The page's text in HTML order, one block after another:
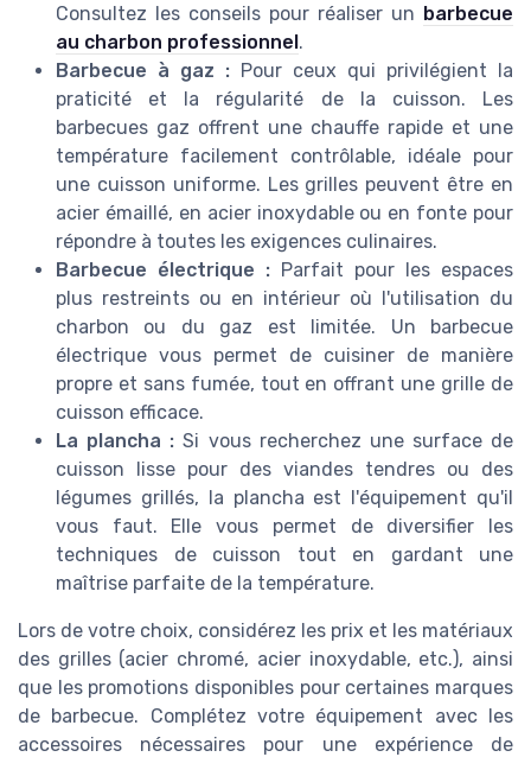
Consultez les conseils pour réaliser un barbecue
au charbon professionnel .
Barbecue à gaz : Pour ceux qui privilégient la
praticité et la régularité de la cuisson. Les
barbecues gaz offrent une chauffe rapide et une
température facilement contrôlable, idéale pour
une cuisson uniforme. Les grilles peuvent être en
acier émaillé, en acier inoxydable ou en fonte pour
répondre à toutes les exigences culinaires.
Barbecue électrique : Parfait pour les espaces
plus restreints ou en intérieur où l'utilisation du
charbon ou du gaz est limitée. Un barbecue
électrique vous permet de cuisiner de manière
propre et sans fumée, tout en offrant une grille de
cuisson efficace.
La plancha : Si vous recherchez une surface de
cuisson lisse pour des viandes tendres ou des
légumes grillés, la plancha est l'équipement qu'il
vous faut. Elle vous permet de diversifier les
techniques de cuisson tout en gardant une
maîtrise parfaite de la température.
Lors de votre choix, considérez les prix et les matériaux
des grilles (acier chromé, acier inoxydable, etc.), ainsi
que les promotions disponibles pour certaines marques
de barbecue. Complétez votre équipement avec les
accessoires nécessaires pour une expérience de